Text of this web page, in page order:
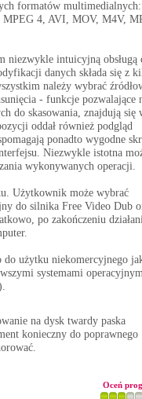
formatów multimedialnych:
4, AVI, MOV, M4V,
niezwykle intuicyjną obsługą
danych składa się z
należy wybrać
- funkcje pozwalające
do skasowania, znajdują się
oddał również podgląd
ponadto wygodne
Niezwykle istotna
wykonywanych operacji.
Użytkownik może wybrać
do silnika Free Video Dub
po zakończeniu
do użytku niekomercyjnego
systemami
na dysk twardy paska
konieczny do poprawnego
Oceń